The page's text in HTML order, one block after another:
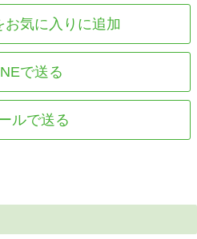
お気に入りに追加
で送る
ルで送る